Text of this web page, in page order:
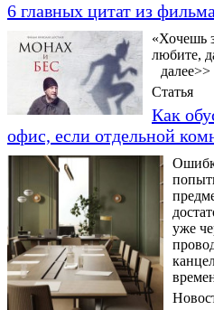
6 главных цитат из
«Хочешь
любите,
далее>>
Статья
Как
офис, если отдельной
уже